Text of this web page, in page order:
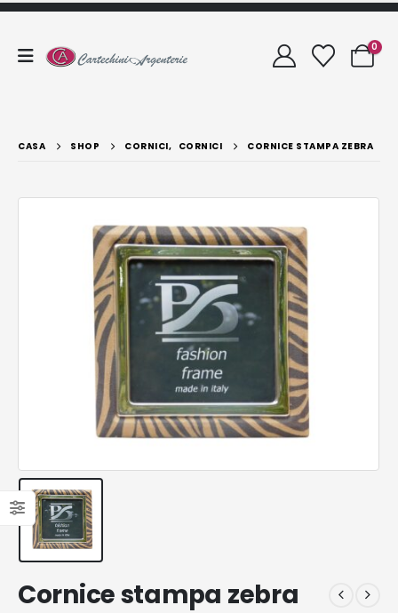
0
CASA SHOP CORNICI, CORNICI CORNICE STAMPA ZEBRA
Cornice stampa zebra